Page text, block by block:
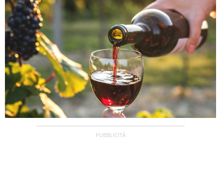
cronaca, motori, spettacolo e videogame.